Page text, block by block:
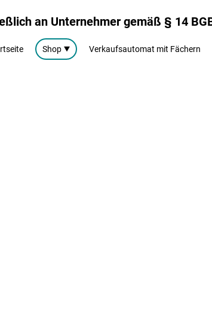
an Unternehmer gemäß § 14
Shop Verkaufsautomat mit Fächern